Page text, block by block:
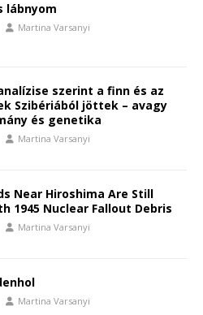
lábnyom
Martina Varsanyi
szerint a finn és az
Szibériából jöttek – avagy
és genetika
Martina Varsanyi
Near Hiroshima Are Still
1945 Nuclear Fallout Debris
Martina Varsanyi
Martina Varsanyi